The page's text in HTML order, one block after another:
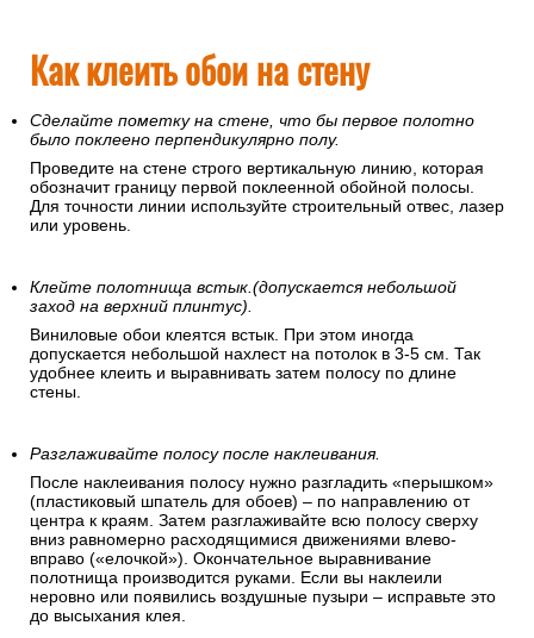
Как клеить обои на стену
Сделайте пометку на стене, что бы первое полотно
было поклеено перпендикулярно полу.
Проведите на стене строго вертикальную линию, которая
обозначит границу первой поклеенной обойной полосы.
Для точности линии используйте строительный отвес, лазер
или уровень.
Клейте полотнища встык.(допускается небольшой
заход на верхний плинтус).
Виниловые обои клеятся встык. При этом иногда
допускается небольшой нахлест на потолок в 3-5 см. Так
удобнее клеить и выравнивать затем полосу по длине
стены.
Разглаживайте полосу после наклеивания.
После наклеивания полосу нужно разгладить «перышком»
(пластиковый шпатель для обоев) – по направлению от
центра к краям. Затем разглаживайте всю полосу сверху
вниз равномерно расходящимися движениями влево-
вправо («елочкой»). Окончательное выравнивание
полотнища производится руками. Если вы наклеили
неровно или появились воздушные пузыри – исправьте это
до высыхания клея.